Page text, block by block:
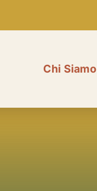
Chi Siamo